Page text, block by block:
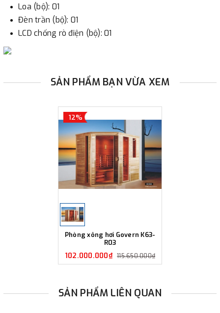
Loa (bộ): 01
Đèn trần (bộ): 01
LCD chống rò điện (bộ): 01
SẢN PHẨM BẠN VỪA XEM
12%
Phòng xông hơi Govern K63-
R03
102.000.000₫ 115.650.000₫
SẢN PHẨM LIÊN QUAN